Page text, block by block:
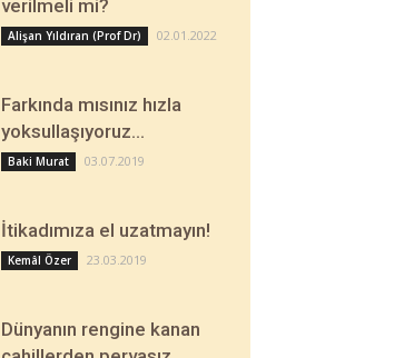
verilmeli mi?
Alişan Yıldıran (Prof Dr) 02.01.2022
Farkında mısınız hızla
yoksullaşıyoruz…
Baki Murat 03.07.2019
İtikadımıza el uzatmayın!
Kemâl Özer 23.03.2019
Dünyanın rengine kanan